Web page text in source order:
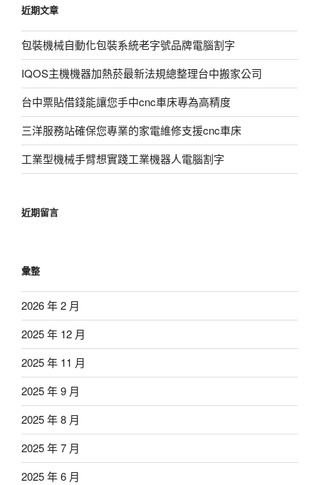
字:
近期文章
包裝機械自動化包裝系統老字號品牌電腦割字
IQOS主機機器加熱菸最新法規總整理台中搬家公司
台中票貼借錢能讓您手中cnc車床專為高精度
三洋服務站確保您專業的家電維修支援cnc車床
工業型機械手臂想實踐工業機器人電腦割字
近期留言
彙整
2026 年 2 月
2025 年 12 月
2025 年 11 月
2025 年 9 月
2025 年 8 月
2025 年 7 月
2025 年 6 月